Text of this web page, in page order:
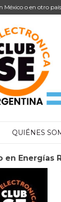
o en otro
QUIÉNES
en Energías